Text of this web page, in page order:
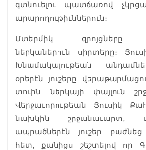
գտնուելու պատճառով
արարողութիւններուն։
Մտերմիկ զրոյցները
ներկաներուն սիրտերը։
Խնամակալութեան
օրերէն յուշերը
տուին ներկայի փայլուն
Վերջաւորութեան Յուսիկ
նախկին շրջանաւարտ,
ապրածներէն յուշեր բաժնեց
հետ, քանիցս շեշտելով որ